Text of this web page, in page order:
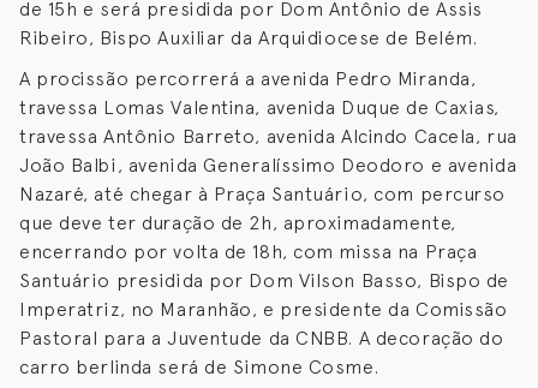
de 15h e será presidida por Dom Antônio de Assis
Ribeiro, Bispo Auxiliar da Arquidiocese de Belém.
A procissão percorrerá a avenida Pedro Miranda,
travessa Lomas Valentina, avenida Duque de Caxias,
travessa Antônio Barreto, avenida Alcindo Cacela, rua
João Balbi, avenida Generalíssimo Deodoro e avenida
Nazaré, até chegar à Praça Santuário, com percurso
que deve ter duração de 2h, aproximadamente,
encerrando por volta de 18h, com missa na Praça
Santuário presidida por Dom Vilson Basso, Bispo de
Imperatriz, no Maranhão, e presidente da Comissão
Pastoral para a Juventude da CNBB. A decoração do
carro berlinda será de Simone Cosme.